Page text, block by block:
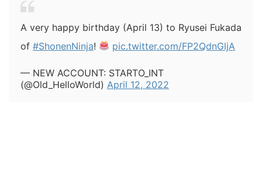
A very happy birthday (April 13) to Ryusei Fukada
of #ShonenNinja! pic.twitter.com/FP2QdnGljA
— NEW ACCOUNT: STARTO_INT
(@Old_HelloWorld) April 12, 2022